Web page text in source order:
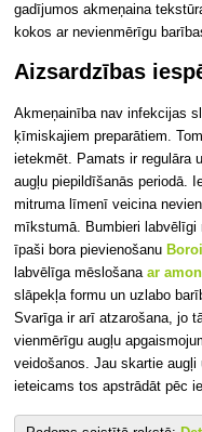
gadījumos akmeņaina
kokos ar nevienmērīgu
Aizsardzības
Akmeņainība nav infekcijas
ķīmiskajiem preparātiem.
ietekmēt. Pamats ir regulāra
augļu piepildīšanās periodā.
mitruma līmenī veicina
mīkstumā. Bumbieri labvēlīgi
īpaši bora pievienošanu Boroil
labvēlīga mēslošanaar
slāpekļa formu un uzlabo
Svarīga ir arī atzarošana, jo
vienmērīgu augļu
veidošanos. Jau skartie
ieteicams tos apstrādāt pēc